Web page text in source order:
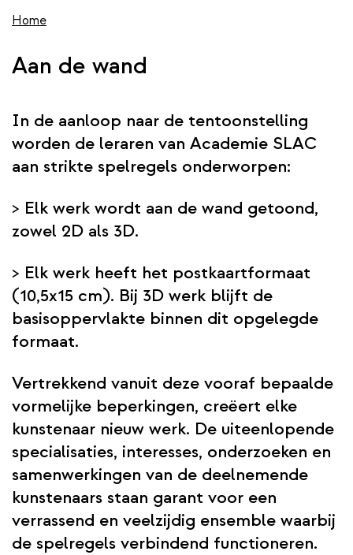
inhoud
Home
Aan de wand
In de aanloop naar de tentoonstelling
worden de leraren van Academie SLAC
aan strikte spelregels onderworpen:
> Elk werk wordt aan de wand getoond,
zowel 2D als 3D.
> Elk werk heeft het postkaartformaat
(10,5x15 cm). Bij 3D werk blijft de
basisoppervlakte binnen dit opgelegde
formaat.
Vertrekkend vanuit deze vooraf bepaalde
vormelijke beperkingen, creëert elke
kunstenaar nieuw werk. De uiteenlopende
specialisaties, interesses, onderzoeken en
samenwerkingen van de deelnemende
kunstenaars staan garant voor een
verrassend en veelzijdig ensemble waarbij
de spelregels verbindend functioneren.